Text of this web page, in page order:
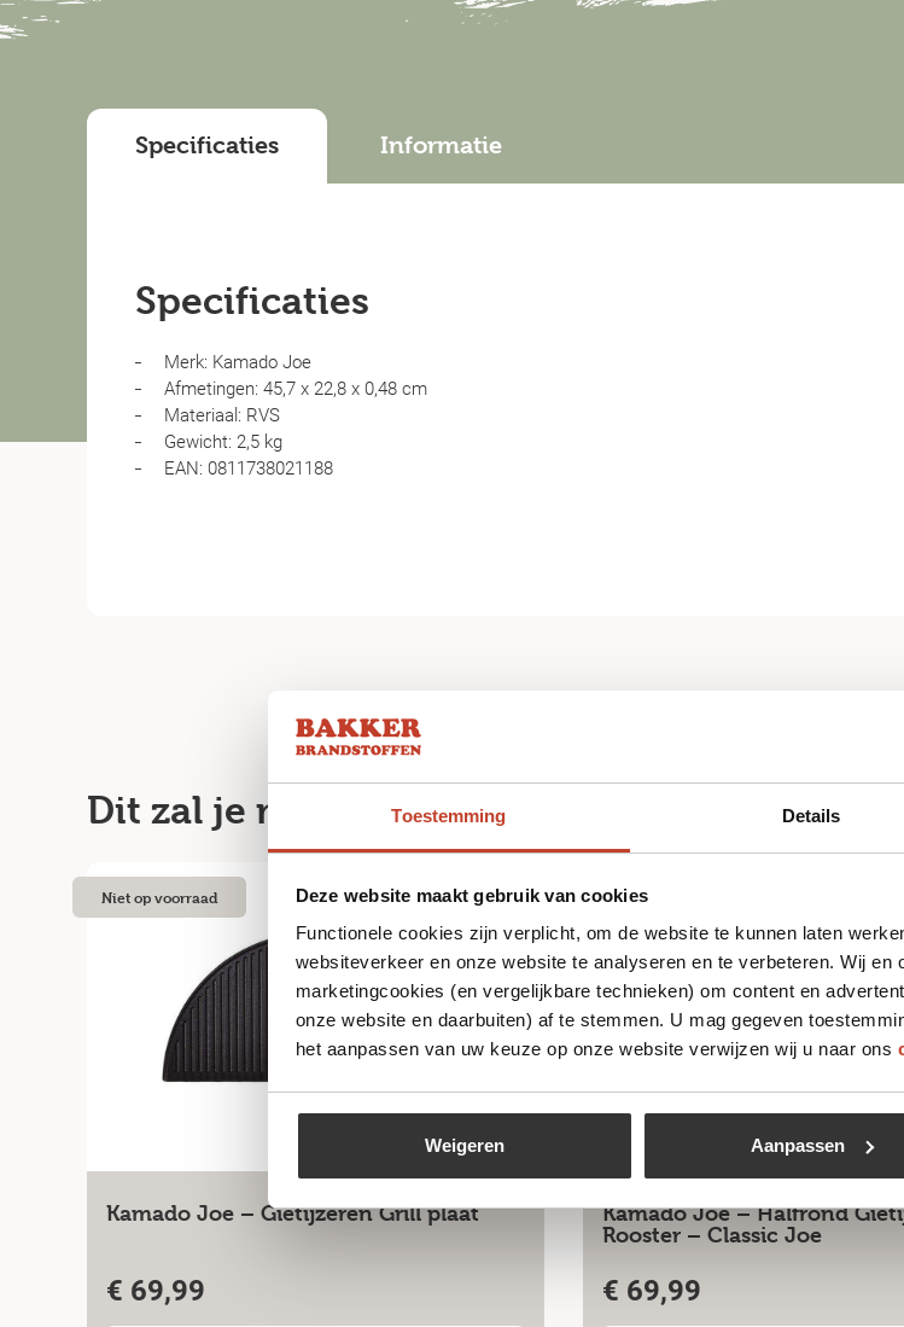
Toestemming Details
Deze website maakt gebruik van cookies
Functionele cookies zijn verplicht, om de website te kunnen laten
websiteverkeer en onze website te analyseren en te verbeteren. Wij en
marketingcookies (en vergelijkbare technieken) om content en
onze website en daarbuiten) af te stemmen. U mag gegeven
het aanpassen van uw keuze op onze website verwijzen wij u naar ons
Weigeren Aanpassen
Specificaties Informatie
Specificaties
Merk: Kamado Joe
Afmetingen: 45,7 x 22,8 x 0,48 cm
Materiaal: RVS
Gewicht: 2,5 kg
EAN: 0811738021188
Dit zal je misschien ook leuk vinden
Kamado Joe – Gietijzeren Grill plaat
€ 69,99
Niet op voorraad
Kamado Joe – Halfrond
Rooster – Classic Joe
€ 69,99